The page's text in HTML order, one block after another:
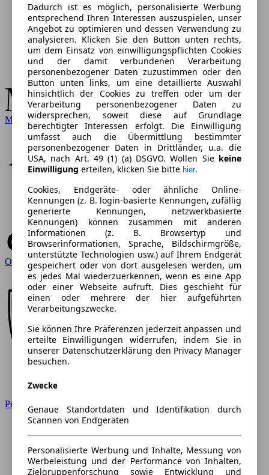
Mercedes-Benz
Opel
Peugeot
Dadurch ist es möglich, personalisierte Werbung
entsprechend Ihren Interessen auszuspielen, unser
Angebot zu optimieren und dessen Verwendung zu
analysieren. Klicken Sie den Button unten rechts,
um dem Einsatz von einwilligungspflichten Cookies
und der damit verbundenen Verarbeitung
personenbezogener Daten zuzustimmen oder den
Button unten links, um eine detaillierte Auswahl
hinsichtlich der Cookies zu treffen oder um der
Verarbeitung personenbezogener Daten zu
widersprechen, soweit diese auf Grundlage
berechtigter Interessen erfolgt. Die Einwilligung
umfasst auch die Übermittlung bestimmter
personenbezogener Daten in Drittländer, u.a. die
USA, nach Art. 49 (1) (a) DSGVO. Wollen Sie keine
Einwilligung erteilen, klicken Sie bitte hier.
Cookies, Endgeräte- oder ähnliche Online-
Kennungen (z. B. login-basierte Kennungen, zufällig
generierte Kennungen, netzwerkbasierte
Kennungen) können zusammen mit anderen
Informationen (z. B. Browsertyp und
Browserinformationen, Sprache, Bildschirmgröße,
unterstützte Technologien usw.) auf Ihrem Endgerät
gespeichert oder von dort ausgelesen werden, um
es jedes Mal wiederzuerkennen, wenn es eine App
oder einer Webseite aufruft. Dies geschieht für
einen oder mehrere der hier aufgeführten
Verarbeitungszwecke.
Sie können Ihre Präferenzen jederzeit anpassen und
erteilte Einwilligungen widerrufen, indem Sie in
unserer Datenschutzerklärung den Privacy Manager
besuchen.
Zwecke
Genaue Standortdaten und Identifikation durch
Scannen von Endgeräten
Personalisierte Werbung und Inhalte, Messung von
Werbeleistung und der Performance von Inhalten,
Zielgruppenforschung sowie Entwicklung und